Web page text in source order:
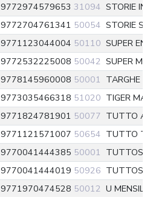
9772974579653 31094 STORIE
9772704761341 50054 STORIE
9771123044004 50110 SUPER
9772532225008 50042 SUPER
9778145960008 50001 TARGHE
9773035466318 51020 TIGER
9771824781901 50077 TUTTO
9771121571007 50654 TUTTO
9770041444385 50001
9770041444019 50926
9771970474528 50012 U